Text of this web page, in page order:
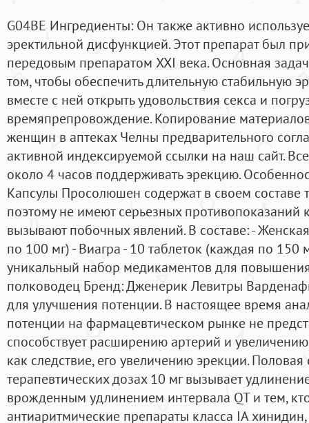
G04BE Ингредиенты: Он также активно
эректильной дисфункцией. Этот препарат был
передовым препаратом XXI века. Основная
том, чтобы обеспечить длительную стабильную
вместе с ней открыть удовольствия секса и
времяпрепровождение. Копирование
женщин в аптеках Челны предварительного
активной индексируемой ссылки на наш сайт.
около 4 часов поддерживать эрекцию.
Капсулы Просолюшен содержат в своем составе
поэтому не имеют серьезных
вызывают побочных явлений. В составе: -
по 100 мг) - Виагра - 10 таблеток (каждая по 150
уникальный набор медикаментов для
полководец Бренд: Дженерик Левитры
для улучшения потенции. В настоящее время
потенции на фармацевтическом рынке не
способствует расширению артерий и
как следствие, его увеличению эрекции.
терапевтических дозах 10 мг вызывает
врожденным удлинением интервала QT и тем,
антиаритмические препараты класса IА